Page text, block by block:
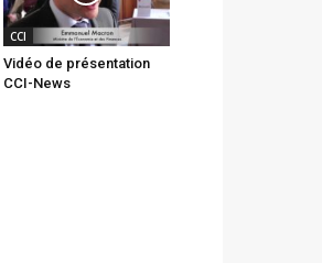
CCI
Vidéo de présentation
CCI-News